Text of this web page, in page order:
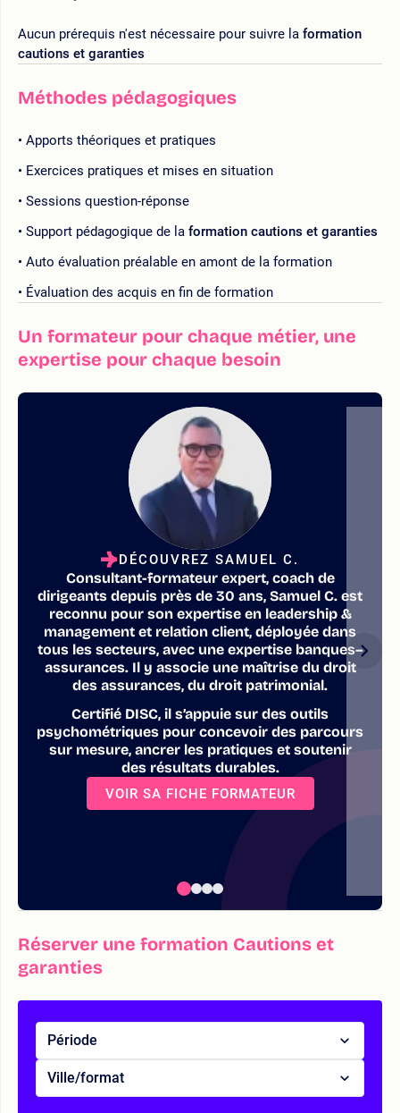
Aucun prérequis n'est nécessaire pour suivre la formation
cautions et garanties
Méthodes pédagogiques
Apports théoriques et pratiques
Exercices pratiques et mises en situation
Sessions question-réponse
Support pédagogique de la formation cautions et garanties
Auto évaluation préalable en amont de la formation
Évaluation des acquis en fin de formation
Un formateur pour chaque métier, une
expertise pour chaque besoin
DÉCOUVREZ SAMUEL C.
Consultant-formateur expert, coach de
dirigeants depuis près de 30 ans, Samuel C. est
reconnu pour son expertise en leadership &
management et relation client, déployée dans
tous les secteurs, avec une expertise banques–
assurances. Il y associe une maîtrise du droit
des assurances, du droit patrimonial.
Certifié DISC, il s’appuie sur des outils
psychométriques pour concevoir des parcours
sur mesure, ancrer les pratiques et soutenir
des résultats durables.
VOIR SA FICHE FORMATEUR
Réserver une formation Cautions et
garanties
Période
Ville/format